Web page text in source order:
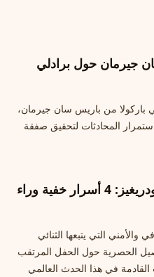
جيرمان حول برادلي
باركولا من باريس سان جيرمان،
المحادثات لتحقيق صفقة
كريستيانو رونالدو وجورجينا رودريغيز: 4 أسرار خفية وراء
التي يتبعها الثنائي
الحصرية حول الحفل المرتقب
في هذا الحدث العالمي